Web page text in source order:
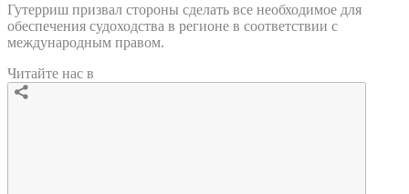
Гутерриш призвал стороны сделать все необходимое для
обеспечения судоходства в регионе в соответствии с
международным правом.
Читайте нас в